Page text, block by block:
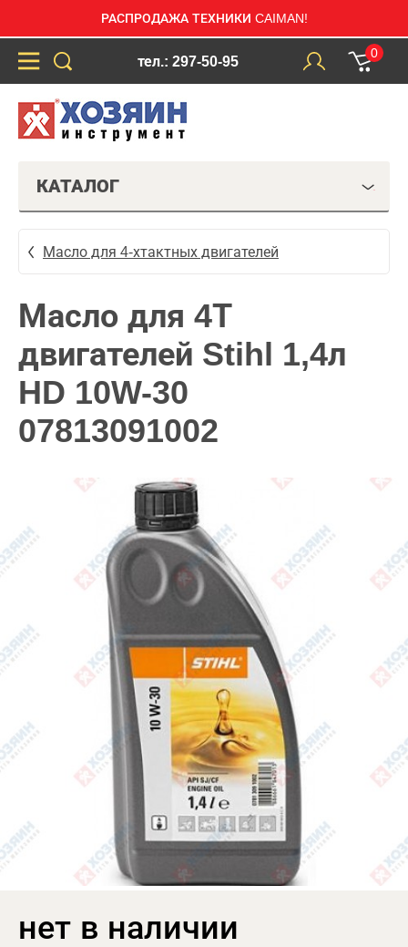
РАСПРОДАЖА ТЕХНИКИ CAIMAN!
тел.: 297-50-95
0
КАТАЛОГ
Масло для 4-хтактных двигателей
Масло для 4Т
двигателей Stihl 1,4л
HD 10W-30
07813091002
нет в наличии